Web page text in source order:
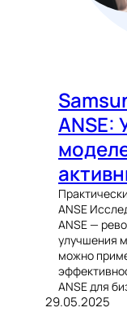
ANSE:
ANSE
ANSE —
улучшения
можно
ANSE для
29.05.2025